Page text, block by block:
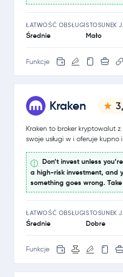
ŁATWOŚĆ OBSŁUGI
Średnie
STOSUNEK
Mało
Funkcje
Kraken
Kraken to broker kryptowalut
swoje usługi w i oferuje
Don’t invest unless
a high-risk investment, and
something goes wrong.
ŁATWOŚĆ OBSŁUGI
Średnie
STOSUNEK
Dobre
Funkcje